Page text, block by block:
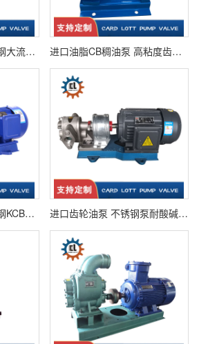
进口油脂三相铸铁不锈钢大流量柴油齿轮泵 管道泵 进口油脂CB稠油泵 高粘度齿轮泵
进口耐高温高粘度不锈钢KCB齿轮油泵 进口齿轮油泵 不锈钢泵耐酸碱化工泵 大流量齿轮泵